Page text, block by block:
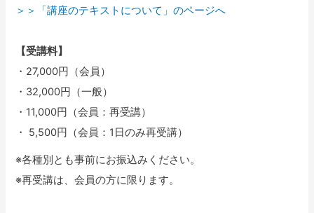
＞＞「講座のテキストについて」のページへ
【受講料】
・27,000円（会員）
・32,000円（一般）
・11,000円（会員：再受講）
・ 5,500円（会員：1日のみ再受講）
※各種別とも事前にお振込みください。
※再受講は、会員の方に限ります。